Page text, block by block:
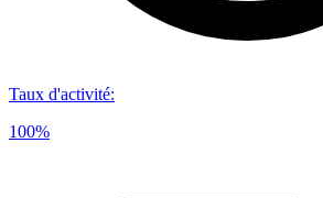
Taux d'activité:
100%